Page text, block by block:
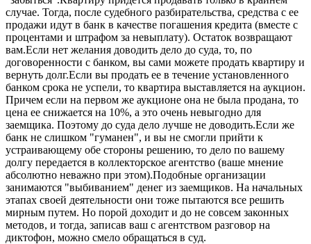
случае. Тогда, после судебного разбирательства, средства с ее
продажи идут в банк в качестве погашения кредита (вместе с
процентами и штрафом за невыплату). Остаток возвращают
вам.Если нет желания доводить дело до суда, то, по
договоренности с банком, вы сами можете продать квартиру и
вернуть долг.Если вы продать ее в течение установленного
банком срока не успели, то квартира выставляется на аукцион.
Причем если на первом же аукционе она не была продана, то
цена ее снижается на 10%, а это очень невыгодно для
заемщика. Поэтому до суда дело лучше не доводить.Если же
банк не слишком "гуманен", и вы не смогли прийти к
устраивающему обе стороны решению, то дело по вашему
долгу передается в коллекторское агентство (ваше мнение
абсолютно неважно при этом).Подобные организации
занимаются "выбиванием" денег из заемщиков. На начальных
этапах своей деятельности они тоже пытаются все решить
мирным путем. Но порой доходит и до не совсем законных
методов, и тогда, записав ваш с агентством разговор на
диктофон, можно смело обращаться в суд.